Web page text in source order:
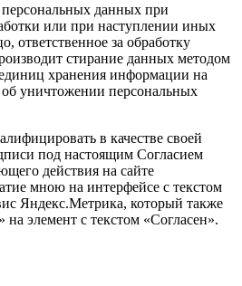
данных при
или при наступлении иных
ответственное за обработку
стирание данных методом
хранения информации на
об уничтожении персональных
в качестве своей
под настоящим Согласием
действия на сайте
мною на интерфейсе с текстом
Яндекс.Метрика, который также
элемент с текстом «Согласен».